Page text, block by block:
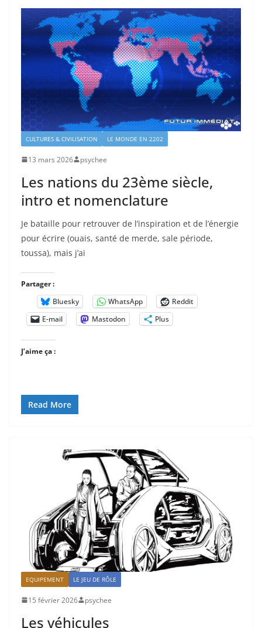
CULTURES & CIVILISATION LE MONDE EN 2202
13 mars 2026 psychee
Les nations du 23ème siècle,
intro et nomenclature
Je bataille pour retrouver de l’inspiration et de l’énergie
pour écrire (ouais, santé de merde, sale période,
toussa), mais j’ai
Partager :
Bluesky
WhatsApp
Reddit
E-mail
Mastodon Plus
J’aime ça :
Read More
EQUIPEMENT LE JEU DE RÔLE
15 février 2026 psychee
Les véhicules